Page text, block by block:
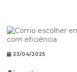
23/04/2025